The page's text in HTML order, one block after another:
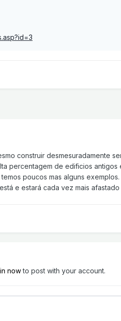
construir desmesuradamente
percentagem de edificios
poucos mas alguns
e estará cada vez mais afastado
nowto post with your account.